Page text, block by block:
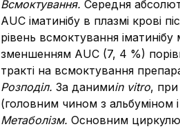
Всмоктування. Середня
AUC іматинібу в плазмі
рівень всмоктування
зменшенням AUC (7, 4 %)
тракті на всмоктування
Розподіл. За данимиin vitro, при
(головним чином з альбуміном
Метаболізм. Основним